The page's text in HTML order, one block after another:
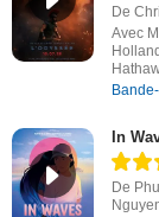
De
Avec
In
De